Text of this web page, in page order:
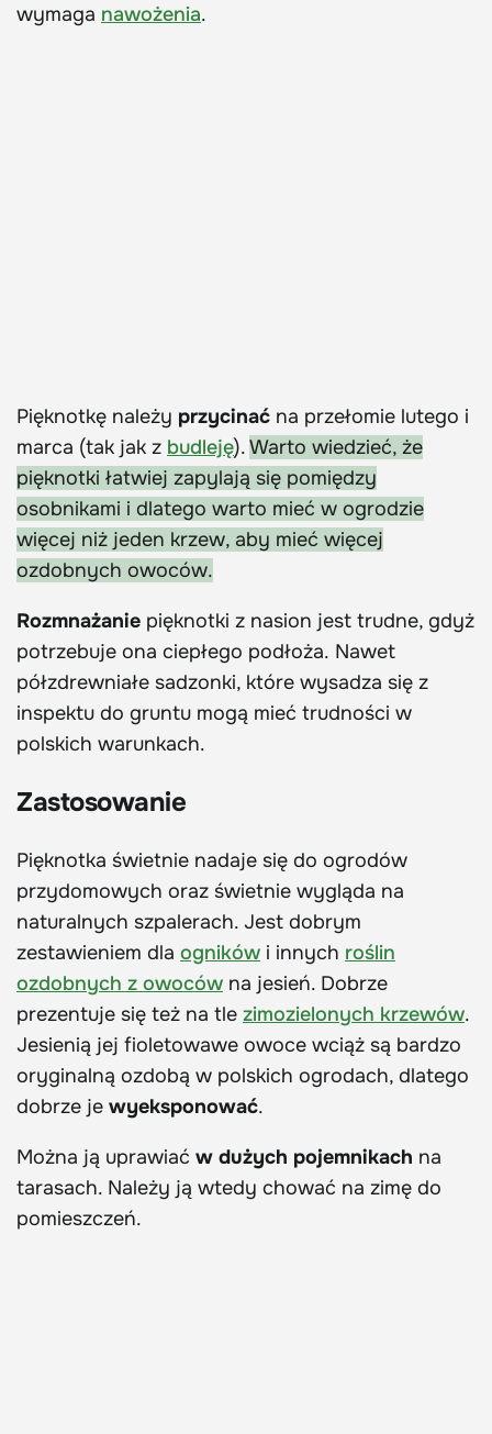
wymaga nawożenia.
Pięknotkę należy przycinać na przełomie lutego i
marca (tak jak z budleję).Warto wiedzieć, że
pięknotki łatwiej zapylają się pomiędzy
osobnikami i dlatego warto mieć w ogrodzie
więcej niż jeden krzew, aby mieć więcej
ozdobnych owoców.
Rozmnażanie pięknotki z nasion jest trudne, gdyż
potrzebuje ona ciepłego podłoża. Nawet
półzdrewniałe sadzonki, które wysadza się z
inspektu do gruntu mogą mieć trudności w
polskich warunkach.
Zastosowanie
Pięknotka świetnie nadaje się do ogrodów
przydomowych oraz świetnie wygląda na
naturalnych szpalerach. Jest dobrym
zestawieniem dla ogników i innych roślin
ozdobnych z owoców na jesień. Dobrze
prezentuje się też na tle zimozielonych krzewów.
Jesienią jej fioletowawe owoce wciąż są bardzo
oryginalną ozdobą w polskich ogrodach, dlatego
dobrze je wyeksponować.
Można ją uprawiać w dużych pojemnikach na
tarasach. Należy ją wtedy chować na zimę do
pomieszczeń.